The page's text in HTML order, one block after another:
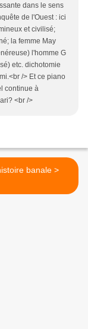
dans le sens
de l'Ouest : ici
et civilisé;
la femme May
l'homme G
etc. dichotomie
/> Et ce piano
continue à
<br />
Une histoire banale >